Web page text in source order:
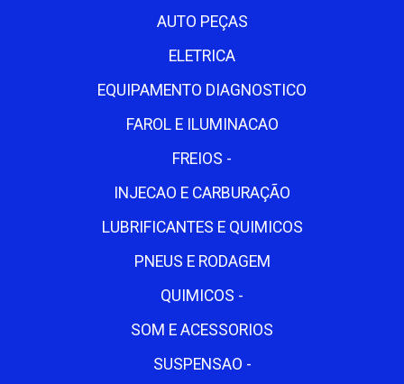
AUTO PEÇAS
ELETRICA
EQUIPAMENTO DIAGNOSTICO
FAROL E ILUMINACAO
FREIOS -
INJECAO E CARBURAÇÃO
LUBRIFICANTES E QUIMICOS
PNEUS E RODAGEM
QUIMICOS -
SOM E ACESSORIOS
SUSPENSAO -